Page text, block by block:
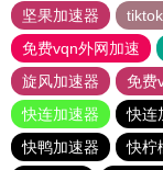
坚果加速器
免费vqn外网加速
旋风加速器
免费
快连加速器
快连
快鸭加速器
快柠